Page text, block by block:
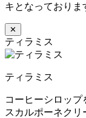
キとなっておりま
✕
ティラミス
ティラミス
コーヒーシロッ
スカルポーネク